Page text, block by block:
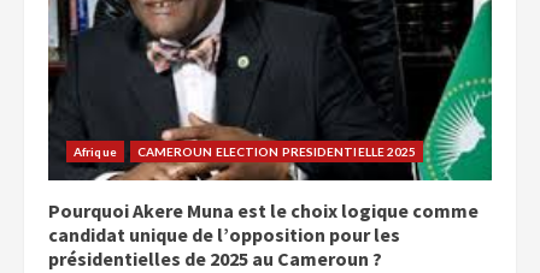
Afrique CAMEROUN ELECTION PRESIDENTIELLE 2025
Pourquoi Akere Muna est le choix logique comme
candidat unique de l’opposition pour les
présidentielles de 2025 au Cameroun ?